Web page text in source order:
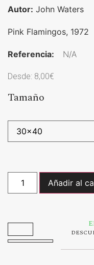
Autor: John Waters
Pink Flamingos, 1972
Referencia: N/A
Desde: 8,00€
Tamaño
Añadir al